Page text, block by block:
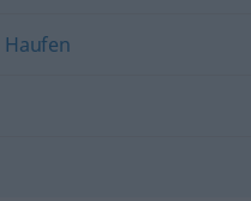
Haufen